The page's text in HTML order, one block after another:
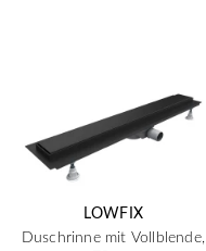
LOWFIX
Duschrinne mit Vollblende,